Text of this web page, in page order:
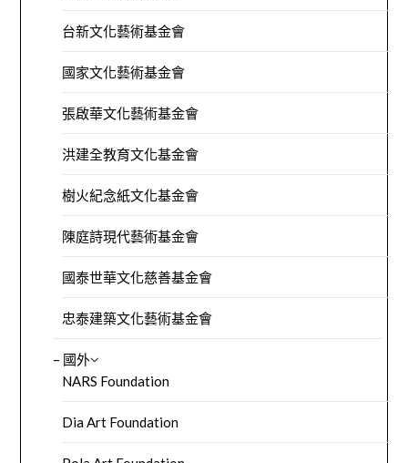
台新文化藝術基金會
國家文化藝術基金會
張啟華文化藝術基金會
洪建全教育文化基金會
樹火紀念紙文化基金會
陳庭詩現代藝術基金會
國泰世華文化慈善基金會
忠泰建築文化藝術基金會
– 國外
NARS Foundation
Dia Art Foundation